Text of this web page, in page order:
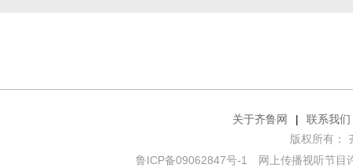
关于齐鲁网 |
联系我们
版权所有：
鲁ICP备09062847号-1 网上传播视听节目